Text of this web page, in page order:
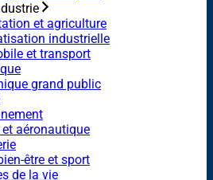
et agriculture
industrielle
et transport
grand public
et aéronautique
être et sport
de la vie